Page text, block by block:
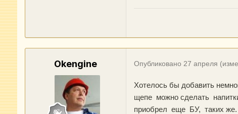
Okengine Опубликовано 27 апреля
Хотелось бы добавить
щепе можно сделать
приобрел еще БУ, таких